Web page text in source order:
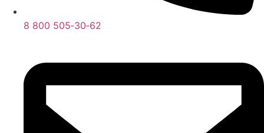
8 800 505‑30‑62